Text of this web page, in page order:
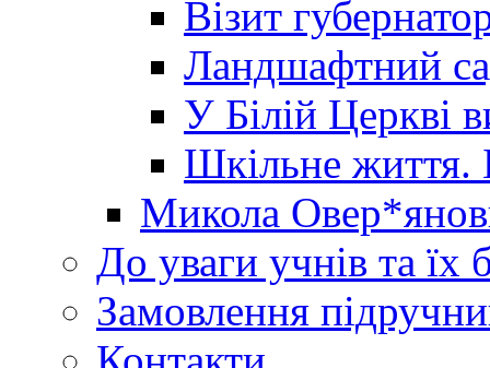
Візит
Ландшафтний
У Білій Церкві
Шкільне життя.
Микола
До уваги учнів та їх
Замовлення